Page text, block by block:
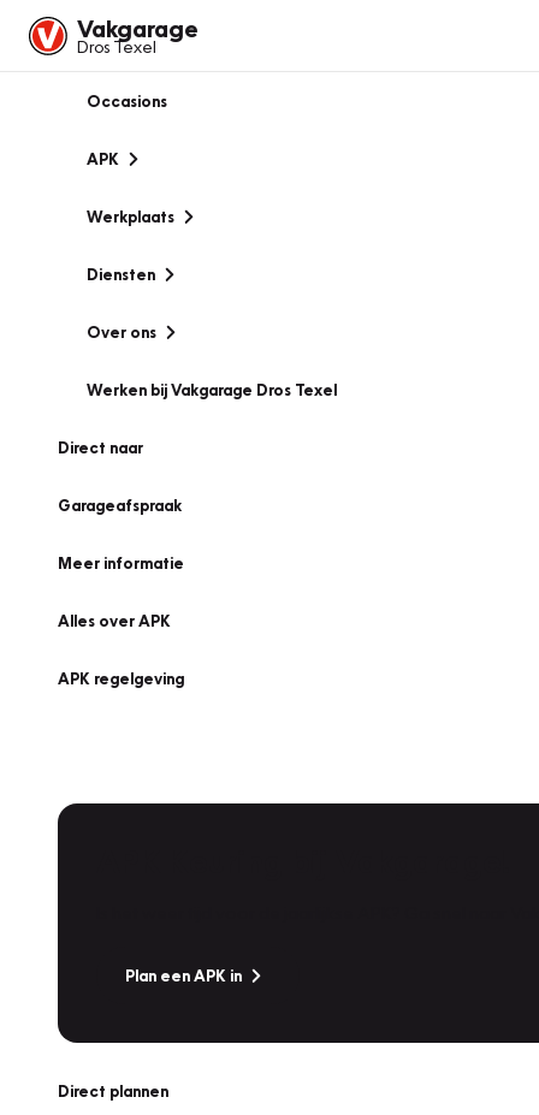
Vakgarage
Dros Texel
Occasions
APK
Werkplaats
Diensten
Over ons
Werken bij Vakgarage Dros Texel
Direct naar
Garageafspraak
Meer informatie
Alles over APK
APK regelgeving
Plan een APK in
Direct plannen